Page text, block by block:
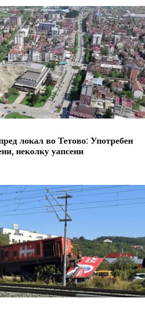
локал во Тетово: Употребен
неколку уапсени